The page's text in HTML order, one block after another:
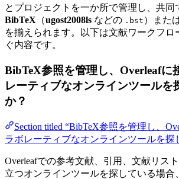
とプロジェクトを一か所で管理し、共同
BibTeX （ugost2008ls などの .bst ）また
を揃えられます。以下は文献ワークフロ
ぐ内容です。
BibTeX参照を管理し、Overleafに
レーティブなオンラインツールを
か？
Section titled “BibTeX参照を管理し、
ラボレーティブなオンラインツールを探
Overleafでの参考文献、引用、文献リス
立つオンラインツールを探している場合